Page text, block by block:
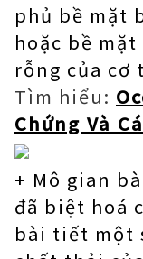
phủ bề mặt
hoặc bề
rỗng của cơ
Tìm hiểu:
Chứng Và
+ Mô gian
đã biệt hoá
bài tiết một